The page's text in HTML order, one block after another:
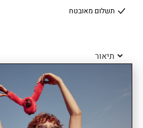
תשלום מאובטח
תיאור
יתרונות